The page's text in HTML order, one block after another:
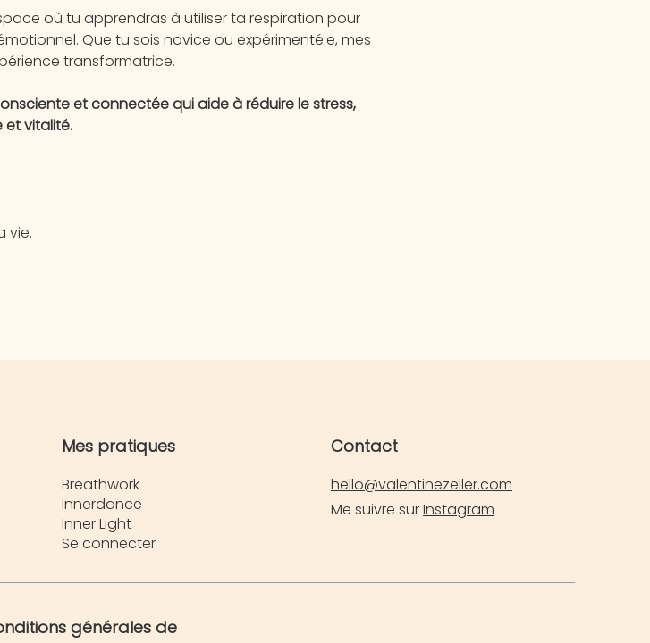
où tu apprendras à utiliser ta respiration pour
Que tu sois novice ou expérimenté·e, mes
transformatrice.
et connectée qui aide à réduire le stress,
et vitalité.
vie.
Mes pratiques
Breathwork
Innerdance
Inner Light
Se connecter
Contact
hello@valentinezeller.com
Me suivre surInstagram
générales de